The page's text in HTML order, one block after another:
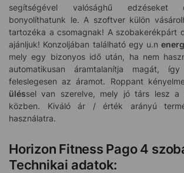
segítségével valósághű edzéseket
bonyolíthatunk le. A szoftver külön
tartozéka a csomagnak! A szobakerékpárt
ajánljuk! Konzoljában található egy u.n
mely egy bizonyos idő után, ha nem
automatikusan áramtalanítja magát,
feleslegesen az áramot. Roppant
üléssel van szerelve, mely jó társ lesz a
közben. Kiváló ár / érték arányú
használatra.
Horizon Fitness Pago 4
Technikai adatok: